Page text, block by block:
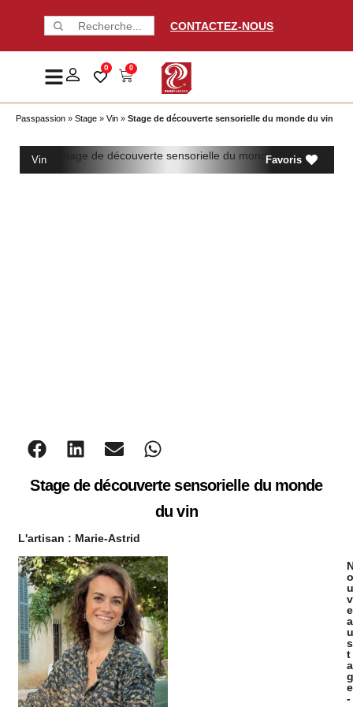
CONTACTEZ-NOUS
0 0
Passpassion » Stage » Vin » Stage de découverte sensorielle du monde du vin
Vin Favoris
Stage de découverte sensorielle du monde
du vin
L'artisan : Marie-Astrid
o
u
v
e
a
u
s
t
a
g
e
-